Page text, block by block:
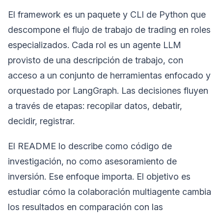
El framework es un paquete y CLI de Python que
descompone el flujo de trabajo de trading en roles
especializados. Cada rol es un agente LLM
provisto de una descripción de trabajo, con
acceso a un conjunto de herramientas enfocado y
orquestado por LangGraph. Las decisiones fluyen
a través de etapas: recopilar datos, debatir,
decidir, registrar.
El README lo describe como código de
investigación, no como asesoramiento de
inversión. Ese enfoque importa. El objetivo es
estudiar cómo la colaboración multiagente cambia
los resultados en comparación con las